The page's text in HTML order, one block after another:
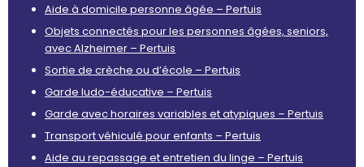
Aide à domicile personne âgée – Pertuis
Objets connectés pour les personnes âgées, seniors,
avec Alzheimer – Pertuis
Sortie de crèche ou d’école – Pertuis
Garde ludo-éducative – Pertuis
Garde avec horaires variables et atypiques – Pertuis
Transport véhiculé pour enfants – Pertuis
Aide au repassage et entretien du linge – Pertuis